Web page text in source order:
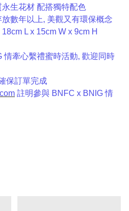
生花材 配搭獨特配色
數年以上, 美觀又有環保概念
L x 15cm W x 9cm H
情牽心繫禮蜜時活動, 歡迎同時
保訂單完成
註明參與 BNFC x BNIG 情